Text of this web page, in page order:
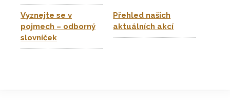
Vyznejte se v
pojmech – odborný
slovníček
Přehled našich
aktuálních akcí